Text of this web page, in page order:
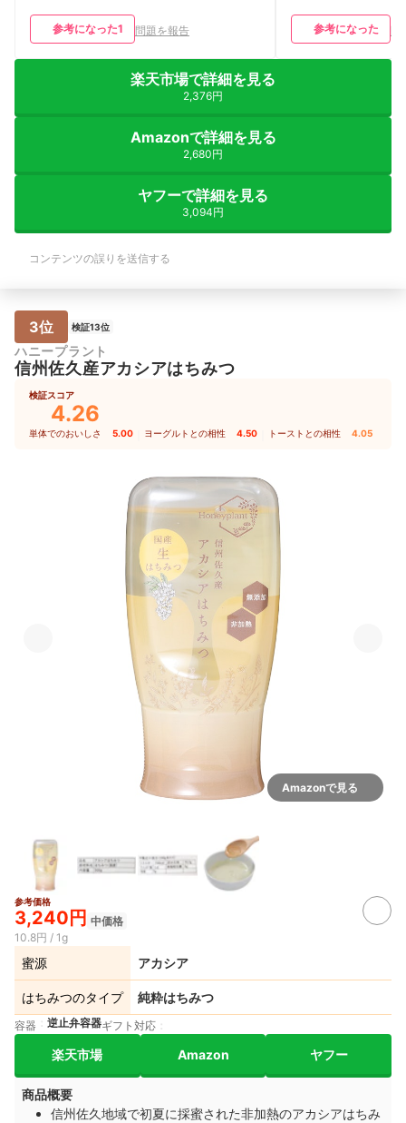
参考になった1 問題を報告 参考になった
楽天市場で詳細を見る
2,376円
Amazonで詳細を見る
2,680円
ヤフーで詳細を見る
3,094円
コンテンツの誤りを送信する
3位 検証13位
ハニープラント
信州佐久産アカシアはちみつ
検証スコア
4.26
単体でのおいしさ 5.00 ヨーグルトとの相性 4.50 トーストとの相性 4.05
Amazonで見る
参考価格
3,240円 中価格
10.8円 / 1g
蜜源 アカシア
はちみつのタイプ 純粋はちみつ
容器 逆止弁容器ギフト対応
楽天市場 Amazon ヤフー
商品概要
信州佐久地域で初夏に採蜜された非加熱のアカシアはちみ